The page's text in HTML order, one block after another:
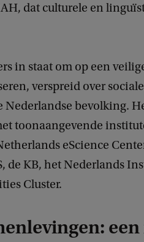
dat culturele en
in staat om op een
verspreid over
bevolking.
toonaangevende
eScience
de KB, het Nederlands
Cluster.